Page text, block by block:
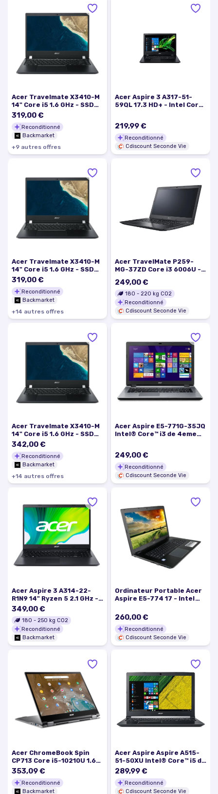
Acer Travelmate X3410-M
14" Core i5 1.6 GHz - SSD
128 Go - 8 Go AZERTY -
Français
319,00 €
Reconditionné
Backmarket
+9 autres offres
Acer Aspire 3 A317-51-
59QL 17.3 HD+ - Intel Core
FRANCAIS Windows 11 - Noir
219,99 €
Reconditionné
Cdiscount Seconde Vie
Acer Travelmate X3410-M
14" Core i5 1.6 GHz - SSD
256 Go - 8 Go QWERTY -
Grec
319,00 €
Reconditionné
Backmarket
+14 autres offres
Acer TravelMate P259-
MG-37ZD Core i3 6006U -
Go RAM 256 Go SSD DVD
SuperMulti 15.6 IPS 1920 x
1080…
249,00 €
180 - 220 kg CO2
Reconditionné
Cdiscount Seconde Vie
Acer Travelmate X3410-M
14" Core i5 1.6 GHz - SSD
512 Go - 8 Go QWERTZ -
Allemand
342,00 €
Reconditionné
Backmarket
+14 autres offres
Acer Aspire E5-771G-35JQ
Intel® Core™ i3 de 4eme
249,00 €
Reconditionné
Cdiscount Seconde Vie
Acer Aspire 3 A314-22-
R1N9 14" Ryzen 5 2.1 GHz -
SSD 512 Go - 8 Go AZERTY -
Français
349,00 €
180 - 250 kg CO2
Reconditionné
Backmarket
Ordinateur Portable Acer
Aspire E5-774 17 - Intel
- SSD 128 Go - Windows 11
260,00 €
Reconditionné
Cdiscount Seconde Vie
Acer ChromeBook Spin
CP713 Core i5-10210U 1.6
GHz 256Go SSD - 8Go
AZERTY - Français
353,09 €
Reconditionné
Backmarket
Acer Aspire Aspire A515-
51-50XU Intel® Core™ i5 de
7eme génération 250 GHz
396 cm (15.
289,99 €
Reconditionné
Cdiscount Seconde Vie